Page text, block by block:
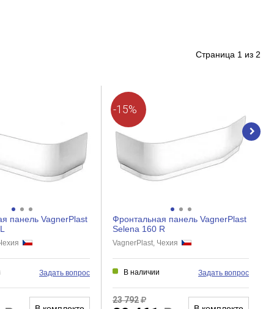
Страница 1 из 2
панель VagnerPlast
Задать вопрос
-15%
Фронтальная панель VagnerPlast
Selena 160 R
VagnerPlast, Чехия
В наличии Задать вопрос
23 792